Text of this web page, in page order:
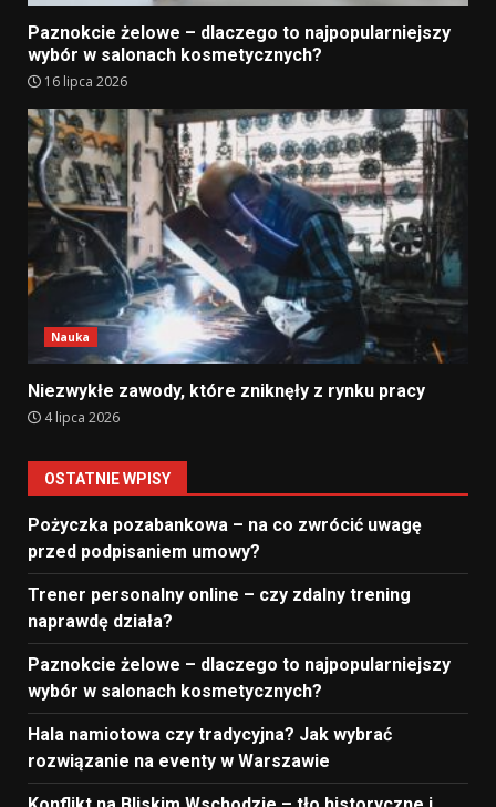
Paznokcie żelowe – dlaczego to najpopularniejszy
wybór w salonach kosmetycznych?
16 lipca 2026
Nauka
Niezwykłe zawody, które zniknęły z rynku pracy
4 lipca 2026
OSTATNIE WPISY
Pożyczka pozabankowa – na co zwrócić uwagę
przed podpisaniem umowy?
Trener personalny online – czy zdalny trening
naprawdę działa?
Paznokcie żelowe – dlaczego to najpopularniejszy
wybór w salonach kosmetycznych?
Hala namiotowa czy tradycyjna? Jak wybrać
rozwiązanie na eventy w Warszawie